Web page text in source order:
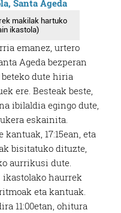
makilak hartuko
ikastola)
emanez, urtero
Ageda bezperan
dute hiria
ere. Besteak beste,
ibilaldia egingo dute,
eskainita.
17:15ean, eta
bisitatuko dituzte,
aurrikusi dute.
ikastolako haurrek
eta kantuak.
11:00etan, ohitura